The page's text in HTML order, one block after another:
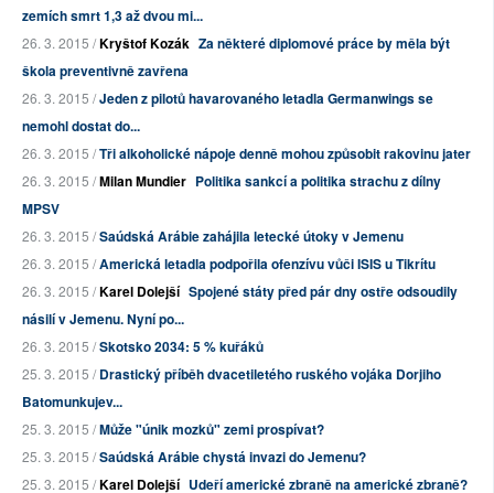
zemích smrt 1,3 až dvou mi...
26. 3. 2015 /Kryštof Kozák Za některé diplomové práce by měla být
škola preventivně zavřena
26. 3. 2015 /Jeden z pilotů havarovaného letadla Germanwings se
nemohl dostat do...
26. 3. 2015 /Tři alkoholické nápoje denně mohou způsobit rakovinu jater
26. 3. 2015 /Milan Mundier Politika sankcí a politika strachu z dílny
MPSV
26. 3. 2015 /Saúdská Arábie zahájila letecké útoky v Jemenu
26. 3. 2015 /Americká letadla podpořila ofenzívu vůči ISIS u Tikrítu
26. 3. 2015 /Karel Dolejší Spojené státy před pár dny ostře odsoudily
násilí v Jemenu. Nyní po...
26. 3. 2015 /Skotsko 2034: 5 % kuřáků
25. 3. 2015 /Drastický příběh dvacetiletého ruského vojáka Dorjiho
Batomunkujev...
25. 3. 2015 /Může "únik mozků" zemi prospívat?
25. 3. 2015 /Saúdská Arábie chystá invazi do Jemenu?
25. 3. 2015 /Karel Dolejší Udeří americké zbraně na americké zbraně?